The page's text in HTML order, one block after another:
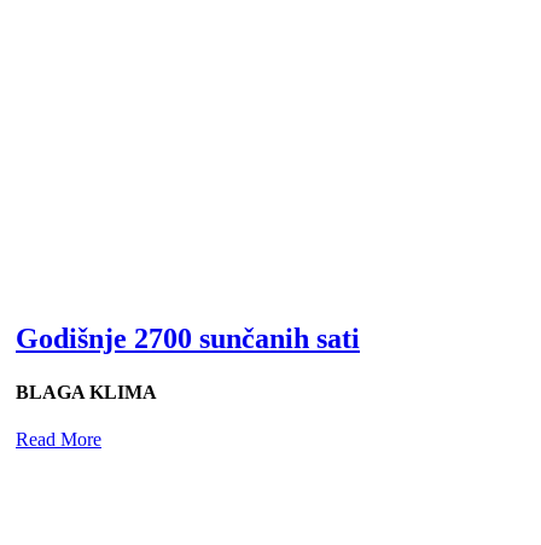
Godišnje 2700 sunčanih sati
BLAGA KLIMA
Read More